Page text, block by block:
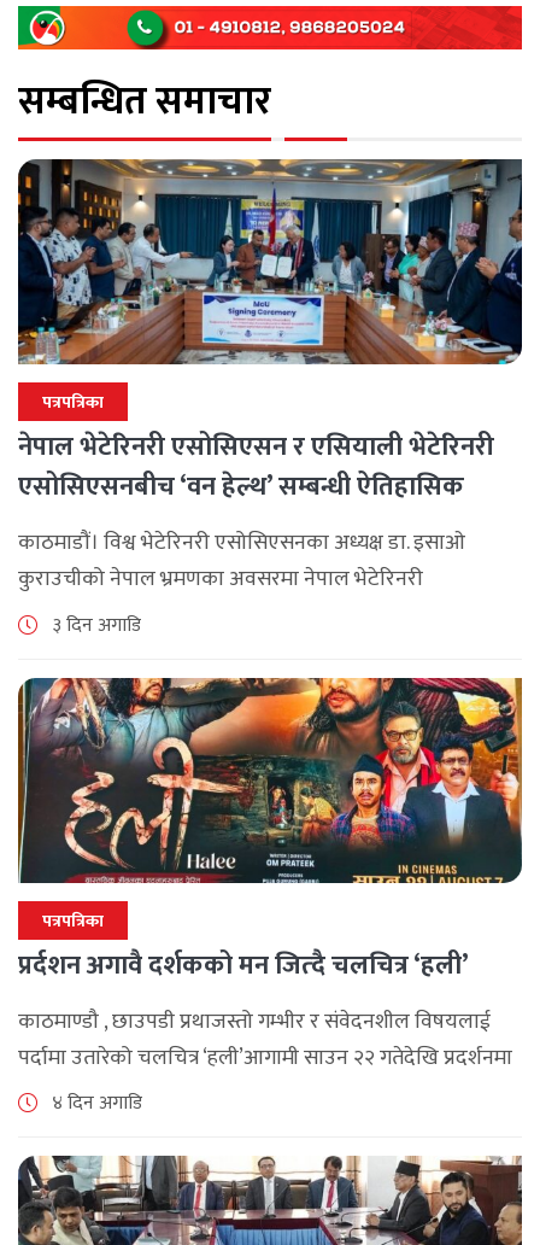
सम्बन्धित समाचार
पत्रपत्रिका
नेपाल भेटेरिनरी एसोसिएसन र एसियाली भेटेरिनरी
एसोसिएसनबीच ‘वन हेल्थ’ सम्बन्धी ऐतिहासिक
समझदारी
काठमाडौं। विश्व भेटेरिनरी एसोसिएसनका अध्यक्ष डा. इसाओ
कुराउचीको नेपाल भ्रमणका अवसरमा नेपाल भेटेरिनरी
एसोसिएसनले अन्तर्राष्ट्रिय सहकार्यलाई नयाँ उचाइमा पुर्‍याउँदै
जनाएको छ। भ्रमणका क्रममा विश्व [...]
३ दिन अगाडि
पत्रपत्रिका
प्रर्दशन अगावै दर्शकको मन जित्दै चलचित्र ‘हली’
काठमाण्डौ , छाउपडी प्रथाजस्तो गम्भीर र संवेदनशील विषयलाई
पर्दामा उतारेको चलचित्र ‘हली’आगामी साउन २२ गतेदेखि प्रदर्शनमा
आउने भएको छ। जापुरा फिल्मस् प्रोडक्सन र शुभ चिरायू फिल्मस्को
४ दिन अगाडि